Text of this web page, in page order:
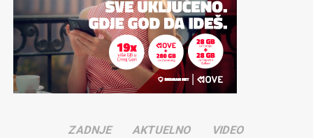
ZADNJE AKTUELNO VIDEO